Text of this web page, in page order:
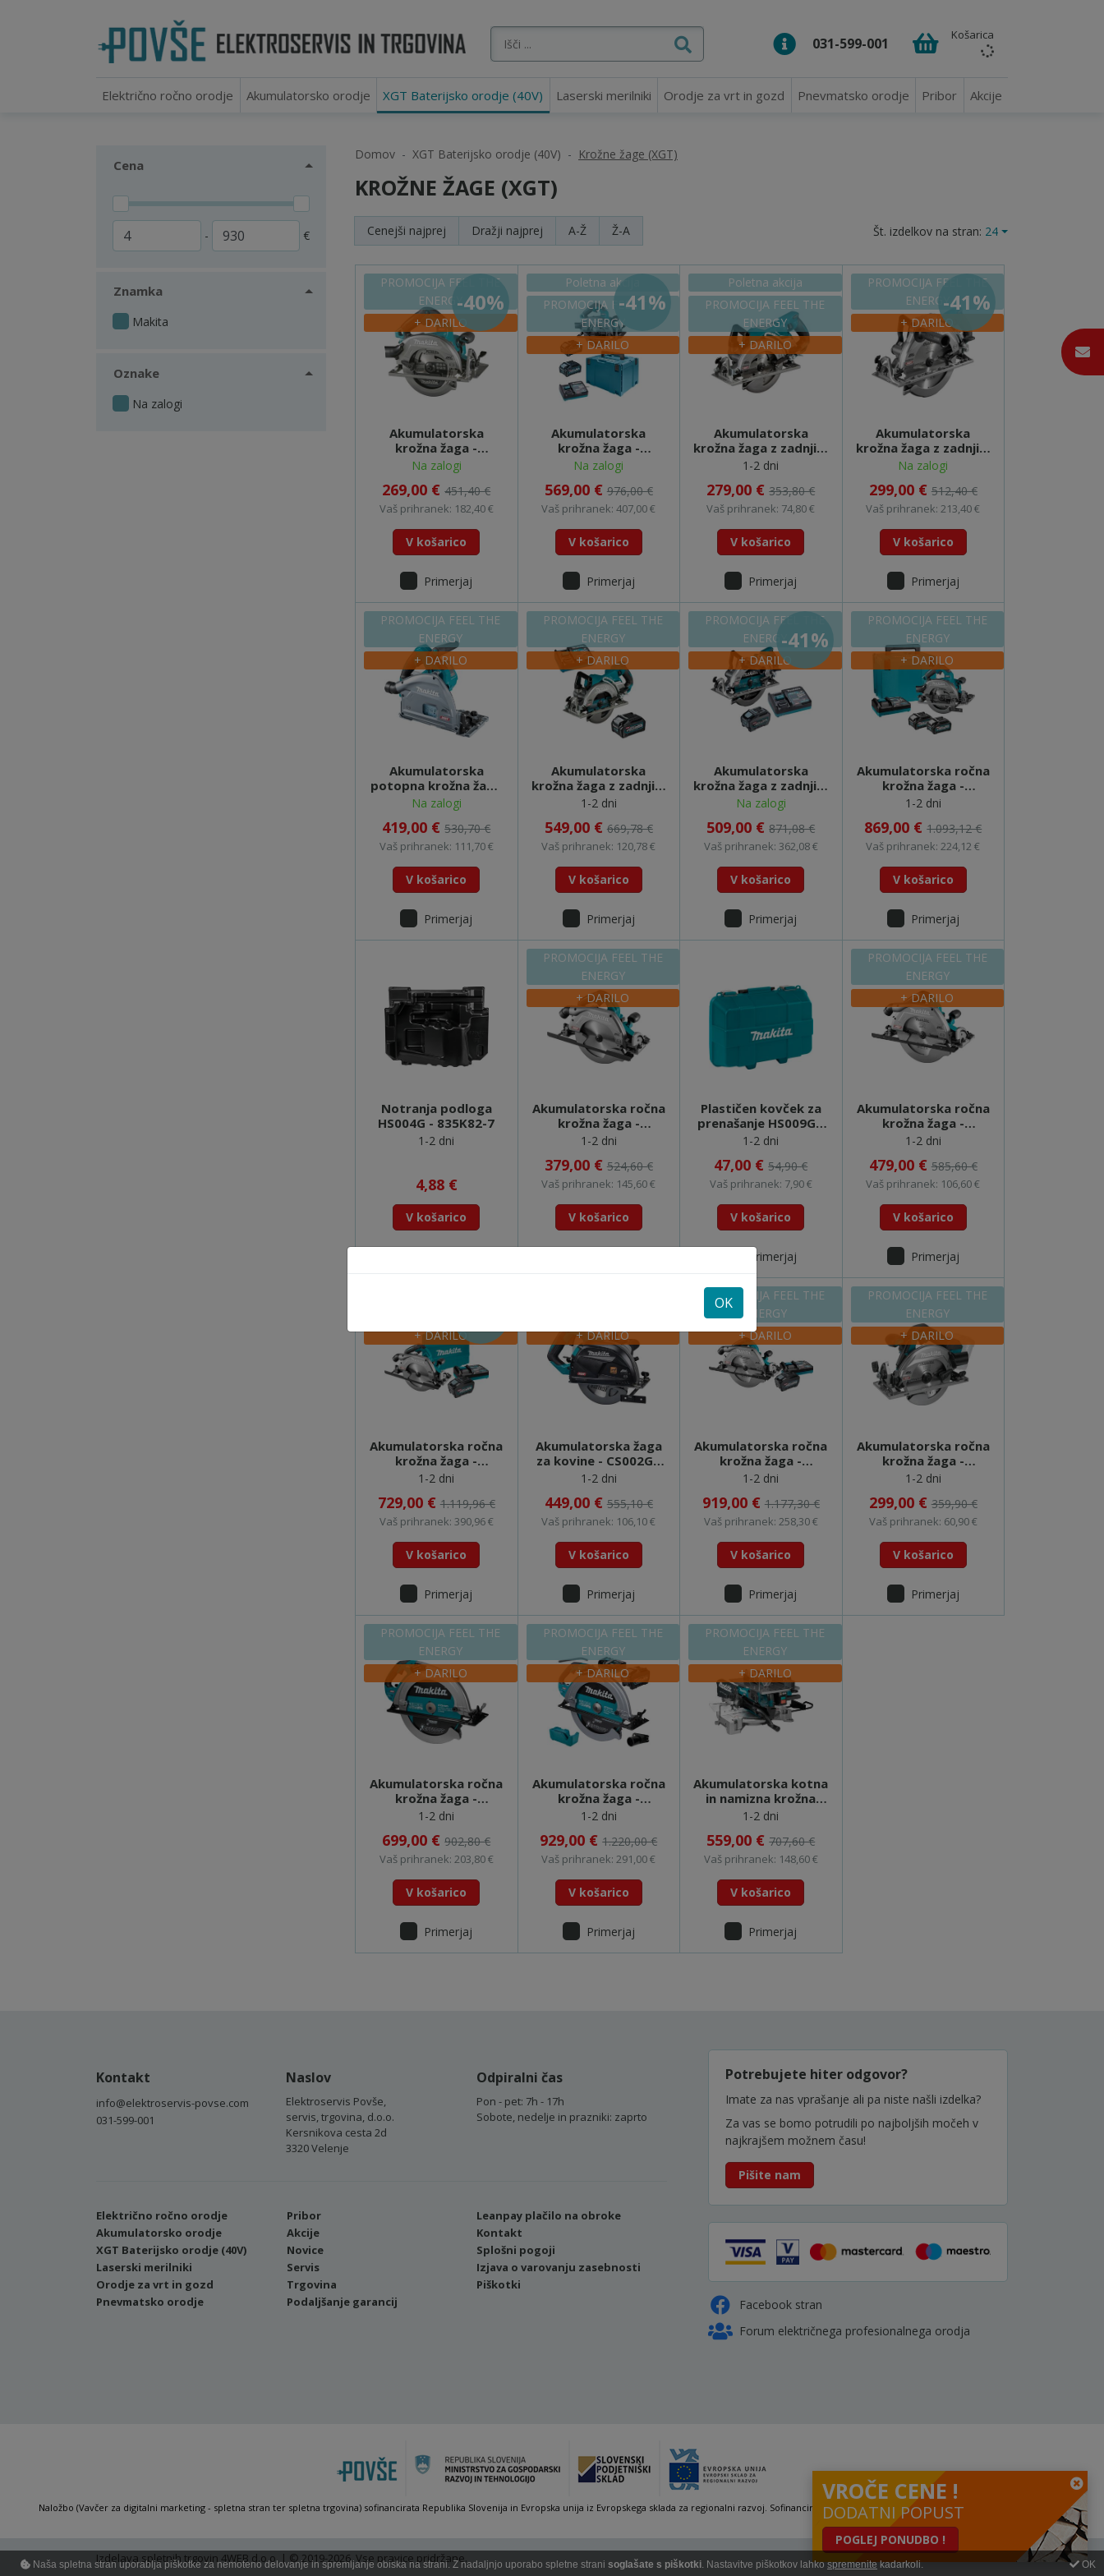
031-599-001 Košarica
Električno ročno orodje Akumulatorsko orodje XGT Baterijsko orodje (40V) Laserski merilniki Orodje za vrt in gozd Pnevmatsko orodje Pribor Akcije
Cena
- €
Znamka
Makita
Oznake
Na zalogi
Domov XGT Baterijsko orodje (40V) Krožne žage (XGT)
KROŽNE ŽAGE (XGT)
Cenejši najprej Dražji najprej A-Ž Ž-A Št. izdelkov na stran: 24
Akumulatorska
krožna žaga -
HS003GZ (XGT) FEEL
THE ENERGY
Na zalogi
269,00 €451,40 €
Vaš prihranek: 182,40 €
V košarico
Primerjaj
PROMOCIJA FEEL THE
ENERGY
+ DARILO
-40%
Akumulatorska
krožna žaga -
HS003GM201 (XGT)
FEEL THE ENERGY
Na zalogi
569,00 € 976,00 €
Vaš prihranek: 407,00 €
V košarico
Primerjaj
Poletna akcija
PROMOCIJA FEEL THE
ENERGY
+ DARILO
-41%
Akumulatorska
krožna žaga z zadnjim
ročajem - RS001GZ
ENERGY
1-2 dni
279,00 €353,80 €
Vaš prihranek: 74,80 €
V košarico
Primerjaj
Poletna akcija
PROMOCIJA FEEL THE
ENERGY
+ DARILO
Akumulatorska
krožna žaga z zadnjim
ročajem - RS002GZ
(XGT) FEEL THE
ENERGY
Na zalogi
299,00 € 512,40 €
Vaš prihranek: 213,40 €
V košarico
Primerjaj
PROMOCIJA FEEL THE
ENERGY
+ DARILO
-41%
Akumulatorska
potopna krožna žaga
- SP001GZ03 (XGT)
FEEL THE ENERGY
Na zalogi
419,00 €530,70 €
Vaš prihranek: 111,70 €
V košarico
Primerjaj
PROMOCIJA FEEL THE
ENERGY
+ DARILO
Akumulatorska
krožna žaga z zadnjim
ročajem -
FEEL THE ENERGY
1-2 dni
549,00 € 669,78 €
Vaš prihranek: 120,78 €
V košarico
Primerjaj
PROMOCIJA FEEL THE
ENERGY
+ DARILO
Akumulatorska
krožna žaga z zadnjim
ročajem -
RS002GT101 (XGT)
FEEL THE ENERGY
Na zalogi
509,00 €871,08 €
Vaš prihranek: 362,08 €
V košarico
Primerjaj
PROMOCIJA FEEL THE
ENERGY
+ DARILO
-41%
Akumulatorska ročna
krožna žaga -
HS004GM202 XGT
1-2 dni
869,00 €1.093,12 €
Vaš prihranek: 224,12 €
V košarico
Primerjaj
PROMOCIJA FEEL THE
ENERGY
+ DARILO
Notranja podloga
HS004G - 835K82-7
1-2 dni
4,88 €
V košarico
Akumulatorska ročna
krožna žaga -
HS009GZ (XGT) FEEL
1-2 dni
379,00 € 524,60 €
Vaš prihranek: 145,60 €
V košarico
PROMOCIJA FEEL THE
ENERGY
+ DARILO
Plastičen kovček za
prenašanje HS009G -
821866-3
1-2 dni
47,00 €54,90 €
Vaš prihranek: 7,90 €
V košarico
Primerjaj
Akumulatorska ročna
krožna žaga -
HS011GZ (XGT) FEEL
1-2 dni
479,00 € 585,60 €
Vaš prihranek: 106,60 €
V košarico
Primerjaj
PROMOCIJA FEEL THE
ENERGY
+ DARILO
Akumulatorska ročna
krožna žaga -
HS009GT201 (XGT)
1-2 dni
729,00 € 1.119,96 €
Vaš prihranek: 390,96 €
V košarico
Primerjaj
+ DARILO
Akumulatorska žaga
za kovine - CS002GZ
(XGT) FEEL THE
1-2 dni
449,00 € 555,10 €
Vaš prihranek: 106,10 €
V košarico
Primerjaj
+ DARILO
Akumulatorska ročna
krožna žaga -
HS011GT201 (XGT)
1-2 dni
919,00 € 1.177,30 €
Vaš prihranek: 258,30 €
V košarico
Primerjaj
PROMOCIJA FEEL THE
ENERGY
+ DARILO
Akumulatorska ročna
krožna žaga -
HS012GZ (XGT) FEEL
1-2 dni
299,00 € 359,90 €
Vaš prihranek: 60,90 €
V košarico
Primerjaj
PROMOCIJA FEEL THE
ENERGY
+ DARILO
Akumulatorska ročna
krožna žaga -
HS013GZ (XGT) FEEL
1-2 dni
699,00 €902,80 €
Vaš prihranek: 203,80 €
V košarico
Primerjaj
PROMOCIJA FEEL THE
ENERGY
+ DARILO
Akumulatorska ročna
krožna žaga -
HS013GT101(XGT)
1-2 dni
929,00 €1.220,00 €
Vaš prihranek: 291,00 €
V košarico
Primerjaj
PROMOCIJA FEEL THE
ENERGY
+ DARILO
Akumulatorska kotna
in namizna krožna
žaga - LH001GZ (XGT)
1-2 dni
559,00 €707,60 €
Vaš prihranek: 148,60 €
V košarico
Primerjaj
PROMOCIJA FEEL THE
ENERGY
+ DARILO
Potrebujete hiter odgovor?
Imate za nas vprašanje ali pa niste našli izdelka?
Za vas se bomo potrudili po najboljših močeh v
najkrajšem možnem času!
Pišite nam
Facebook stran
Forum električnega profesionalnega orodja
Kontakt
info@elektroservis-povse.com
031-599-001
Naslov
Elektroservis Povše,
servis, trgovina, d.o.o.
Kersnikova cesta 2d
3320 Velenje
Odpiralni čas
Pon - pet: 7h - 17h
Sobote, nedelje in prazniki: zaprto
Električno ročno orodje
Akumulatorsko orodje
XGT Baterijsko orodje (40V)
Laserski merilniki
Orodje za vrt in gozd
Pnevmatsko orodje
Pribor
Akcije
Novice
Servis
Trgovina
Podaljšanje garancij
Leanpay plačilo na obroke
Kontakt
Splošni pogoji
Izjava o varovanju zasebnosti
Piškotki
Naložbo (Vavčer za digitalni marketing - spletna stran ter spletna trgovina) sofinancirata Republika Slovenija in Evropska unija iz Evropskega sklada za regionalni razvoj. Sofinanciranje se je pridobilo preko Vavčerja za digitalni marketing.
Izdelava spletnih trgovin 4WEB d.o.o. | © 2019-2026. Vse pravice pridržane.
VROČE CENE !
DODATNI POPUST
POGLEJ PONUDBO !
OK
Naša spletna stran uporablja piškotke za nemoteno delovanje in spremljanje obiska na strani. Z nadaljnjo uporabo spletne strani soglašate s piškotki. Nastavitve piškotkov lahkospremenitekadarkoli. OK